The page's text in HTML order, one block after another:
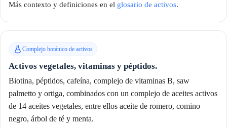
Más contexto y definiciones en el glosario de activos.
Complejo botánico de activos
Activos vegetales, vitaminas y péptidos.
Biotina, péptidos, cafeína, complejo de vitaminas B, saw
palmetto y ortiga, combinados con un complejo de aceites activos
de 14 aceites vegetales, entre ellos aceite de romero, comino
negro, árbol de té y menta.